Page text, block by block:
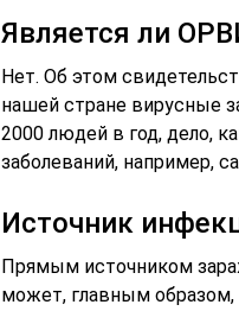
Является ли
Нет. Об этом
нашей стране вирусные
2000 людей в год, дело,
заболеваний, например,
Источник
Прямым источником
может, главным